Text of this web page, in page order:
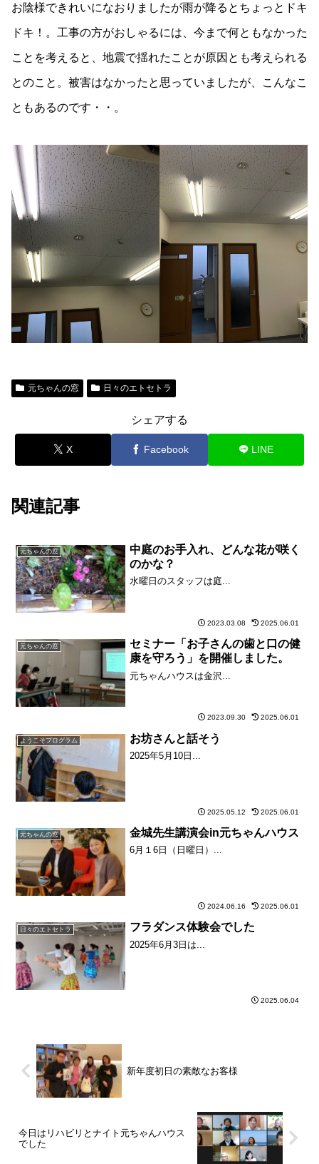
お陰様できれいになおりましたが雨が降るとちょっとドキ
ドキ！。工事の方がおしゃるには、今まで何ともなかった
ことを考えると、地震で揺れたことが原因とも考えられる
とのこと。被害はなかったと思っていましたが、こんなこ
ともあるのです・・。
元ちゃんの窓 日々のエトセトラ
シェアする
X Facebook LINE
関連記事
元ちゃんの窓
中庭のお手入れ、どんな花が咲く
のかな？
水曜日のスタッフは庭...
2023.03.08 2025.06.01
元ちゃんの窓
セミナー「お子さんの歯と口の健
康を守ろう」を開催しました。
元ちゃんハウスは金沢...
2023.09.30 2025.06.01
ようこそプログラム お坊さんと話そう
2025年5月10日...
2025.05.12 2025.06.01
元ちゃんの窓 金城先生講演会in元ちゃんハウス
6月１6日（日曜日）...
2024.06.16 2025.06.01
日々のエトセトラ フラダンス体験会でした
2025年6月3日は...
2025.06.04
新年度初日の素敵なお客様
今日はリハビリとナイト元ちゃんハウス
でした